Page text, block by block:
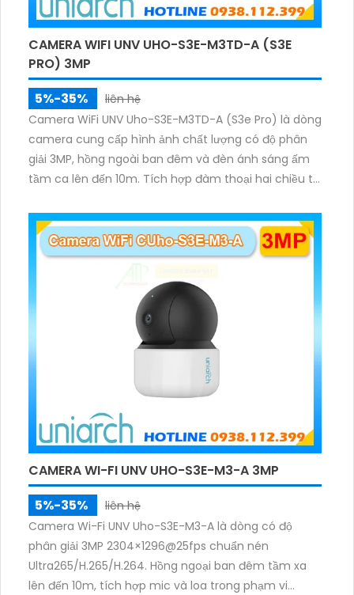
CAMERA WIFI UNV UHO-S3E-M3TD-A (S3E
PRO) 3MP
5%-35%
liên hệ
Camera WiFi UNV Uho-S3E-M3TD-A (S3e Pro) là dòng
camera cung cấp hình ảnh chất lượng có độ phân
giải 3MP, hồng ngoài ban đêm và đèn ánh sáng ấm
tầm ca lên đến 10m. Tích hợp đàm thoại hai chiều to
CAMERA WI-FI UNV UHO-S3E-M3-A 3MP
5%-35%
liên hệ
Camera Wi-Fi UNV Uho-S3E-M3-A là dòng có độ
phân giải 3MP 2304×1296@25fps chuẩn nén
Ultra265/H.265/H.264. Hồng ngoại ban đêm tầm xa
lên đến 10m, tích hợp mic và loa trong phạm vi